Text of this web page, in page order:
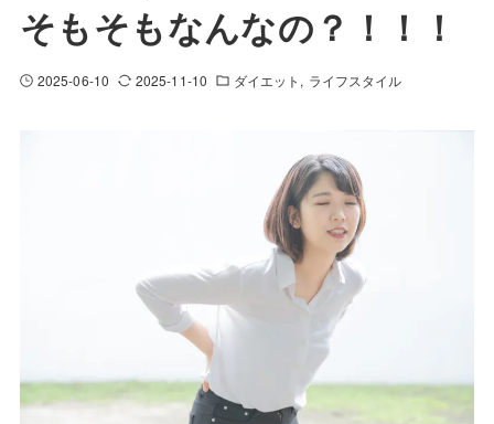
そもそもなんなの？！！！
2025-06-10 2025-11-10 ダイエット ライフスタイル